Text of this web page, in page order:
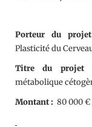
Porteur du
Plasticité du
Titre du projet
métabolique
Montant : 80 000 €